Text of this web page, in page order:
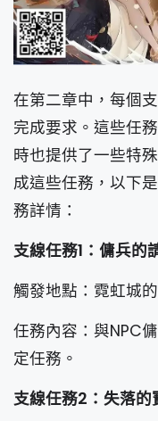
在第二章中，每個
完成要求。這些任
時也提供了一些特
成這些任務，以下
務詳情：
支線任務1：傭兵的
觸發地點：霓虹城
任務內容：與NPC
定任務。
支線任務2：失落的